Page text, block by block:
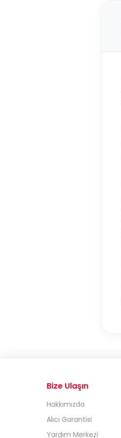
Bize Ulaşın
Hakkımızda
Alıcı Garantisi
Yardım Merkezi